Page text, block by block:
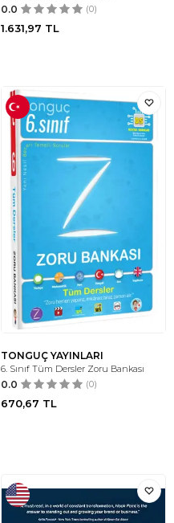
0.0 (0)
1.631,97 TL
TONGUÇ YAYINLARI
6. Sınıf Tüm Dersler Zoru Bankası
0.0 (0)
670,67 TL